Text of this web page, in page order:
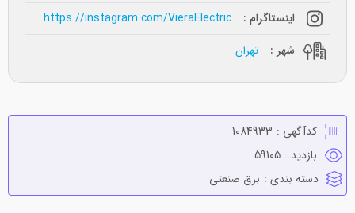
اینستاگرام :
https://instagram.com/VieraElectric
شهر :
تهران
کدآگهی : 1084933
بازدید : 59105
دسته بندی : برق صنعتي